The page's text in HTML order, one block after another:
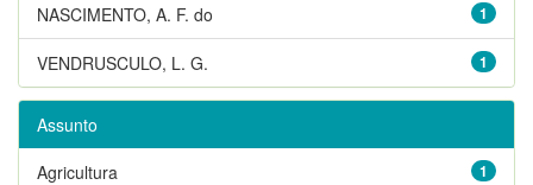
1
NASCIMENTO, A. F. do
1
VENDRUSCULO, L. G.
Assunto
1
Agricultura